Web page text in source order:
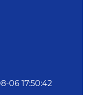
06 17:50:42